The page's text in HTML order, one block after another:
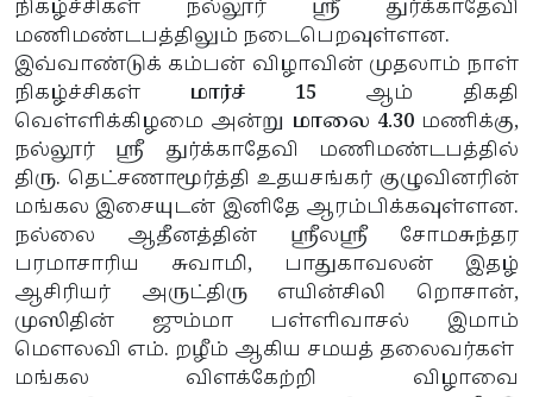
நிகழ்ச்சிகள் நல்லூர் ஸ்ரீ துர்க்காதேவி
மணிமண்டபத்திலும் நடைபெறவுள்ளன.
இவ்வாண்டுக் கம்பன் விழாவின் முதலாம் நாள்
நிகழ்ச்சிகள் மார்ச் 15 ஆம் திகதி
வெள்ளிக்கிழமை அன்று மாலை 4.30மணிக்கு,
நல்லூர் ஸ்ரீ துர்க்காதேவி மணிமண்டபத்தில்
திரு. தெட்சணாமூர்த்தி உதயசங்கர் குழுவினரின்
மங்கல இசையுடன் இனிதே ஆரம்பிக்கவுள்ளன.
நல்லை ஆதீனத்தின் ஸ்ரீலஸ்ரீ சோமசுந்தர
பரமாசாரிய சுவாமி, பாதுகாவலன் இதழ்
ஆசிரியர் அருட்திரு எயின்சிலி றொசான்,
முஸிதின் ஜும்மா பள்ளிவாசல் இமாம்
மௌலவி எம். றழீம் ஆகிய சமயத் தலைவர்கள்
மங்கல விளக்கேற்றி விழாவை